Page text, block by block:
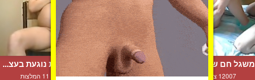
משגל חם של בחור תוקע את ...
12007 צפיות | 6 המלצות
הריונית חרמנית נוגעת בעצ...
8899 צפיות | 11 המלצות